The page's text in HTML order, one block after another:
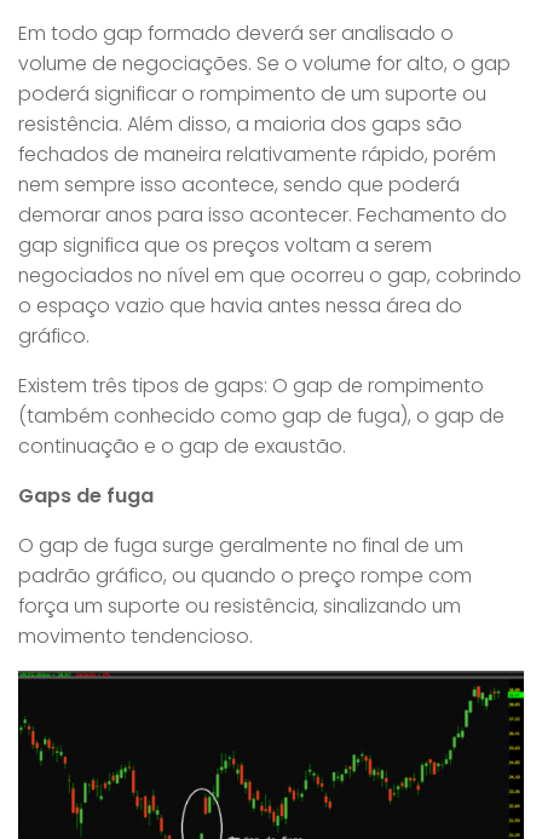
Em todo gap formado deverá ser analisado o
volume de negociações. Se o volume for alto, o gap
poderá significar o rompimento de um suporte ou
resistência. Além disso, a maioria dos gaps são
fechados de maneira relativamente rápido, porém
nem sempre isso acontece, sendo que poderá
demorar anos para isso acontecer. Fechamento do
gap significa que os preços voltam a serem
negociados no nível em que ocorreu o gap, cobrindo
o espaço vazio que havia antes nessa área do
gráfico.
Existem três tipos de gaps: O gap de rompimento
(também conhecido como gap de fuga), o gap de
continuação e o gap de exaustão.
Gaps de fuga
O gap de fuga surge geralmente no final de um
padrão gráfico, ou quando o preço rompe com
força um suporte ou resistência, sinalizando um
movimento tendencioso.